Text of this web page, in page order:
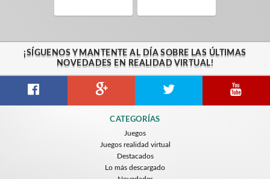
¡SÍGUENOS Y MANTENTE AL DÍA SOBRE LAS ÚLTIMAS
NOVEDADES EN REALIDAD VIRTUAL!
CATEGORÍAS
Juegos
Juegos realidad virtual
Destacados
Lo más descargado